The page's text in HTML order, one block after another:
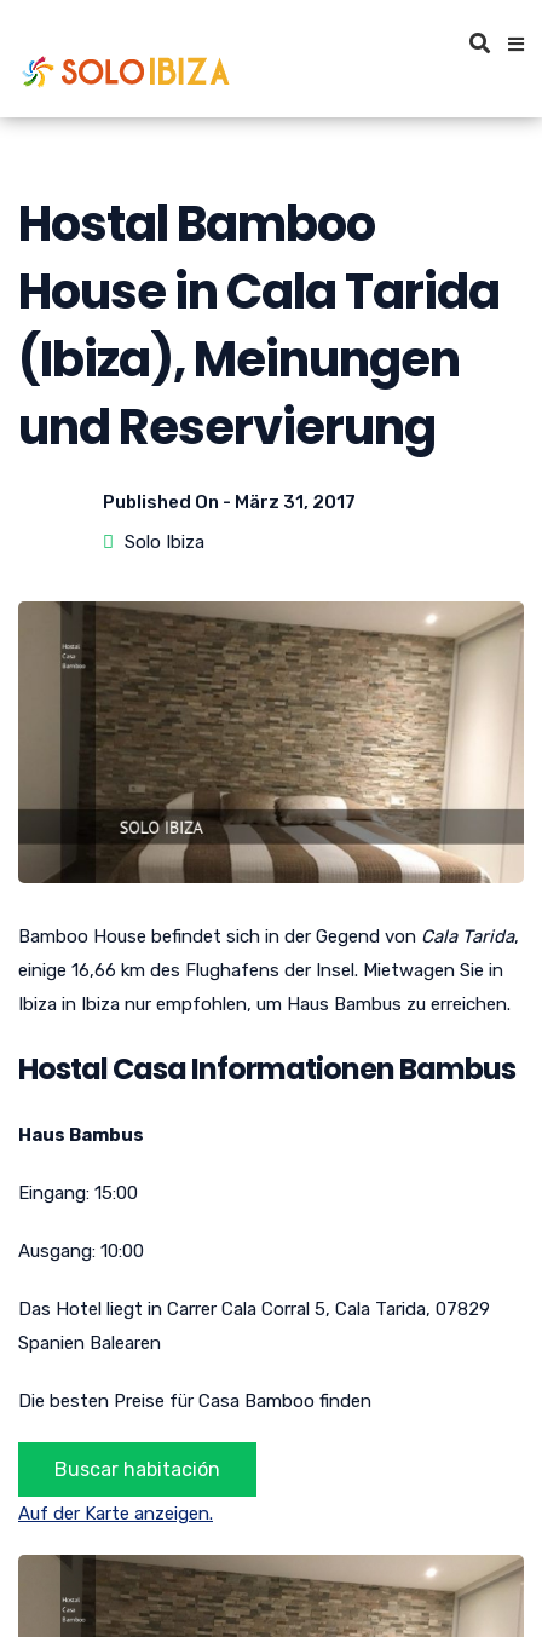
Hostal Bamboo
House in Cala Tarida
(Ibiza), Meinungen
und Reservierung
Published On - März 31, 2017
Solo Ibiza
Bamboo House befindet sich in der Gegend von Cala Tarida,
einige 16,66 km des Flughafens der Insel. Mietwagen Sie in
Ibiza in Ibiza nur empfohlen, um Haus Bambus zu erreichen.
Hostal Casa Informationen Bambus
Haus Bambus
Eingang: 15:00
Ausgang: 10:00
Das Hotel liegt in Carrer Cala Corral 5, Cala Tarida, 07829
Spanien Balearen
Die besten Preise für Casa Bamboo finden
Auf der Karte anzeigen.